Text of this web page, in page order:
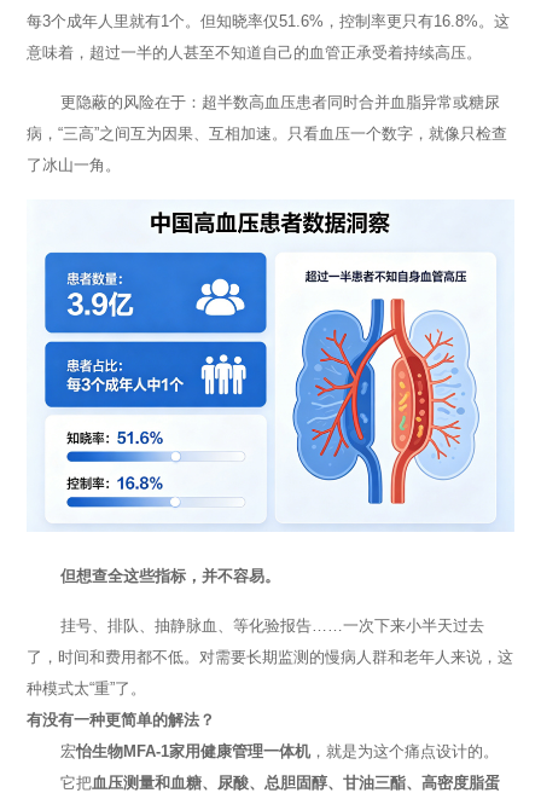
每3个成年人里就有1个。但知晓率仅51.6%，控制率更只有16.8%。这
意味着，超过一半的人甚至不知道自己的血管正承受着持续高压。
更隐蔽的风险在于：超半数高血压患者同时合并血脂异常或糖尿
病，“三高”之间互为因果、互相加速。只看血压一个数字，就像只检查
了冰山一角。
但想查全这些指标，并不容易。
挂号、排队、抽静脉血、等化验报告……一次下来小半天过去
了，时间和费用都不低。对需要长期监测的慢病人群和老年人来说，这
种模式太“重”了。
有没有一种更简单的解法？
宏怡生物MFA-1家用健康管理一体机，就是为这个痛点设计的。
它把血压测量和血糖、尿酸、总胆固醇、甘油三酯、高密度脂蛋